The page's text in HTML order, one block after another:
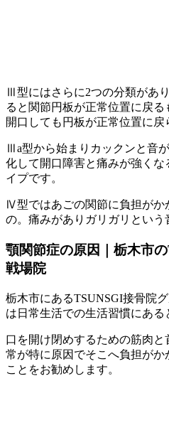
Ⅲ型にはさらに2つの分類があ
ると関節円板が正常位置に戻
開口しても円板が正常位置に戻
Ⅲa型から始まりカックンと音
化して開口障害と痛みが強く
イプです。
Ⅳ型ではあごの関節に負担がか
の。痛みがありガリガリという
顎関節症の原因｜栃木市
戦場院
栃木市にあるTSUNSGI接骨院
は日常生活での生活習慣にある
口を開け閉めするための筋肉
常が特に原因でそこへ負担が
ことをお勧めします。